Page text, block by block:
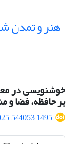
هنر و تمدن
خوشنویسی در
بر حافظه، فضا